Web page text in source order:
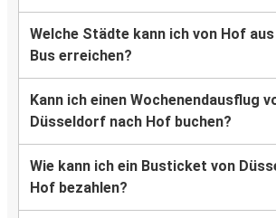
Welche Städte kann ich von Hof
Bus erreichen?
Kann ich einen Wochenendausflug
Düsseldorf nach Hof buchen?
Wie kann ich ein Busticket von
Hof bezahlen?